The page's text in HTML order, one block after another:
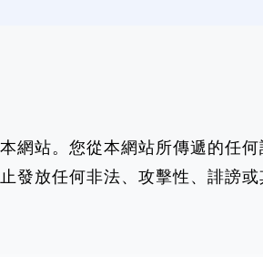
網站。您從本網站所傳遞的任
發放任何非法、攻擊性、誹謗或